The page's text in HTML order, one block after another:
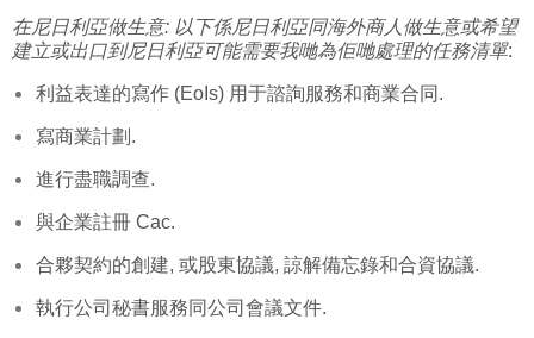
在尼日利亞做生意: 以下係尼日利亞同海外商人做生意或希望
建立或出口到尼日利亞可能需要我哋為佢哋處理的任務清單:
利益表達的寫作 (EoIs) 用于諮詢服務和商業合同.
寫商業計劃.
進行盡職調查.
與企業註冊 Cac.
合夥契約的創建, 或股東協議, 諒解備忘錄和合資協議.
執行公司秘書服務同公司會議文件.